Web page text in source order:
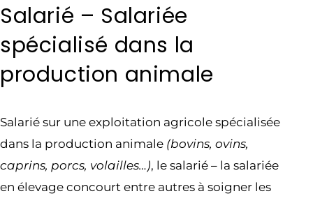
Salarié – Salariée
spécialisé dans la
production animale
Salarié sur une exploitation agricole spécialisée
dans la production animale (bovins, ovins,
caprins, porcs, volailles…), le salarié – la salariée
en élevage concourt entre autres à soigner les